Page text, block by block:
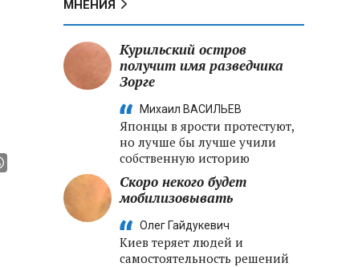
МНЕНИЯ
Курильский остров
получит имя разведчика
Зорге
Михаил ВАСИЛЬЕВ
Японцы в ярости протестуют,
но лучше бы лучше учили
собственную историю
Скоро некого будет
мобилизовывать
Олег Гайдукевич
Киев теряет людей и
самостоятельность решений